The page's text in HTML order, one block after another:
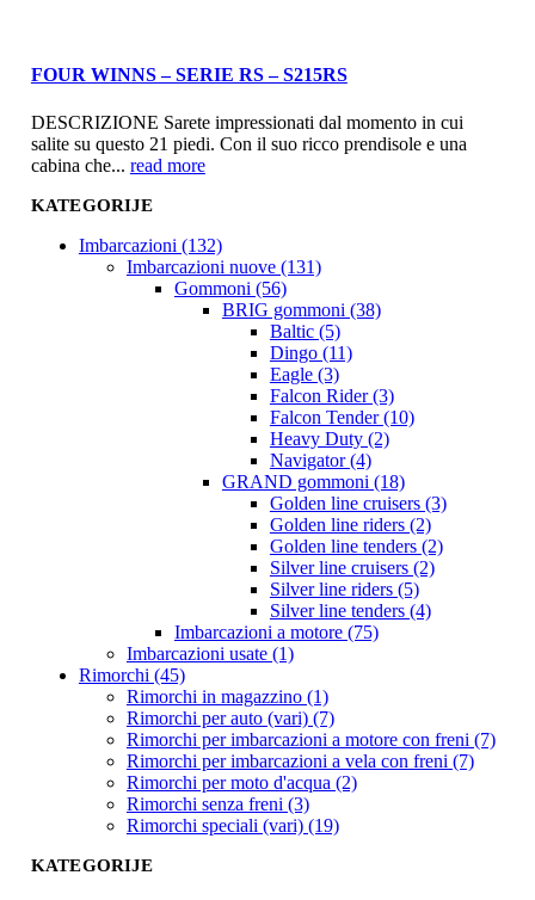
FOUR WINNS – SERIE RS – S215RS
DESCRIZIONE Sarete impressionati dal momento in cui
salite su questo 21 piedi. Con il suo ricco prendisole e una
cabina che... read more
KATEGORIJE
Imbarcazioni (132)
Imbarcazioni nuove (131)
Gommoni (56)
BRIG gommoni (38)
Baltic (5)
Dingo (11)
Eagle (3)
Falcon Rider (3)
Falcon Tender (10)
Heavy Duty (2)
Navigator (4)
GRAND gommoni (18)
Golden line cruisers (3)
Golden line riders (2)
Golden line tenders (2)
Silver line cruisers (2)
Silver line riders (5)
Silver line tenders (4)
Imbarcazioni a motore (75)
Imbarcazioni usate (1)
Rimorchi (45)
Rimorchi in magazzino (1)
Rimorchi per auto (vari) (7)
Rimorchi per imbarcazioni a motore con freni (7)
Rimorchi per imbarcazioni a vela con freni (7)
Rimorchi per moto d'acqua (2)
Rimorchi senza freni (3)
Rimorchi speciali (vari) (19)
KATEGORIJE